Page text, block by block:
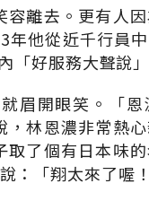
離去。更有人
他從近千行員
「好服務大聲說
眉開眼笑。「
林恩濃非常熱
了個有日本味
：「翔太來了喔